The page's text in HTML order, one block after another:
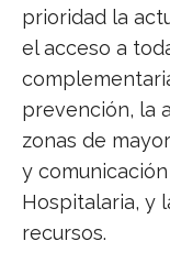
prioridad la
el acceso a
prevención, la
zonas de
y
Hospitalaria, y
recursos.